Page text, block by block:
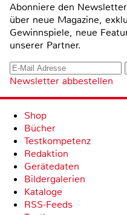
Abonniere den
über neue Magazine,
Gewinnspiele, neue
unserer Partner.
Newsletter abbestellen
Shop
Bücher
Testkompetenz
Redaktion
Gerätedaten
Bildergalerien
Kataloge
RSS-Feeds